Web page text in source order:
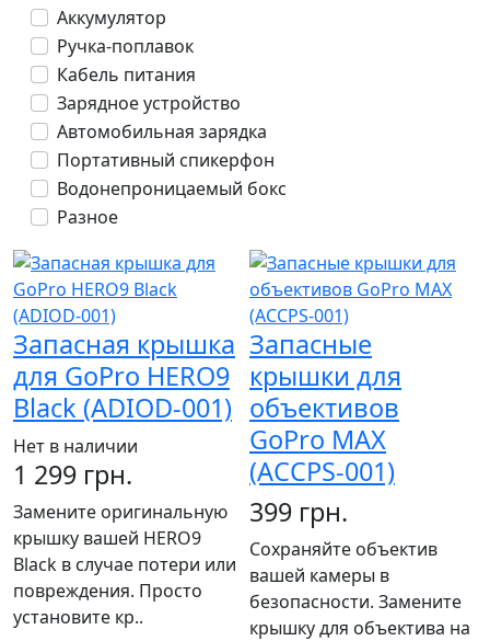
Аккумулятор
Ручка-поплавок
Кабель питания
Зарядное устройство
Автомобильная зарядка
Портативный спикерфон
Водонепроницаемый бокс
Разное
Запасная крышка
для GoPro HERO9
Black (ADIOD-001)
Нет в наличии
1 299 грн.
Замените оригинальную
крышку вашей HERO9
Black в случае потери или
повреждения. Просто
установите кр..
Запасные
крышки для
объективов
GoPro MAX
(ACCPS-001)
399 грн.
Сохраняйте объектив
вашей камеры в
безопасности. Замените
крышку для объектива на